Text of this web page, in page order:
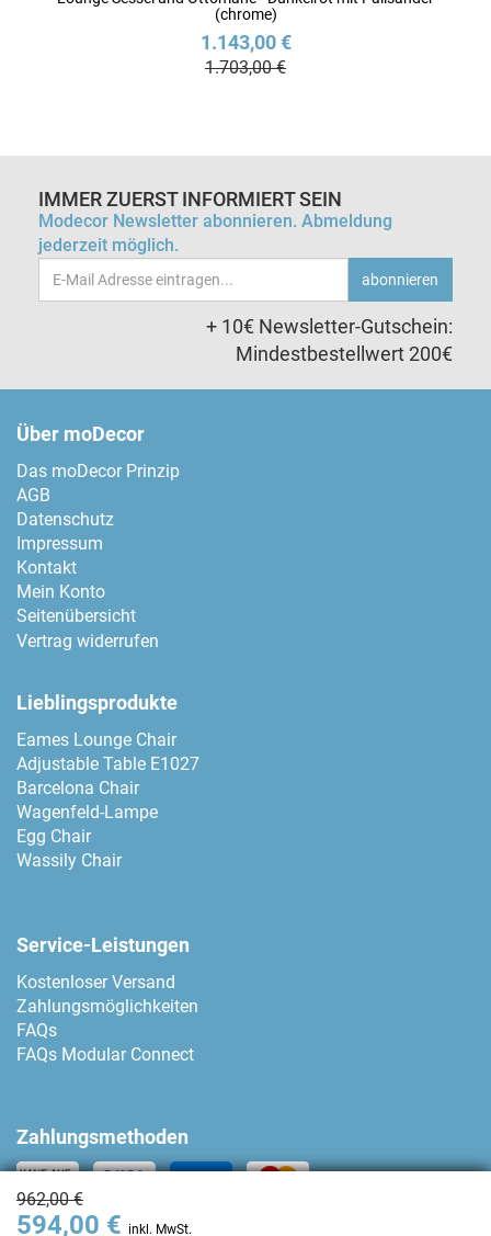
962,00 €
594,00 € inkl. MwSt.
(chrome)
1.143,00 €
1.703,00 €
IMMER ZUERST INFORMIERT SEIN
Modecor Newsletter abonnieren. Abmeldung
jederzeit möglich.
Email-
Adresse
abonnieren
+ 10€ Newsletter-Gutschein:
Mindestbestellwert 200€
Über moDecor
Das moDecor Prinzip
AGB
Datenschutz
Impressum
Kontakt
Mein Konto
Seitenübersicht
Vertrag widerrufen
Lieblingsprodukte
Eames Lounge Chair
Adjustable Table E1027
Barcelona Chair
Wagenfeld-Lampe
Egg Chair
Wassily Chair
Service-Leistungen
Kostenloser Versand
Zahlungsmöglichkeiten
FAQs
FAQs Modular Connect
Zahlungsmethoden
Kontakt